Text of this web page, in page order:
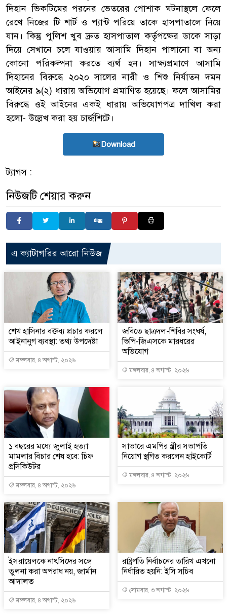
দিহান ভিকটিমের পরনের ভেতরের পোশাক ঘটনাস্থলে ফেলে
রেখে নিজের টি শার্ট ও প্যান্ট পরিয়ে তাকে হাসপাতালে নিয়ে
যান। কিন্তু পুলিশ খুব দ্রুত হাসপাতাল কর্তৃপক্ষের ডাকে সাড়া
দিয়ে সেখানে চলে যাওয়ায় আসামি দিহান পালানো বা অন্য
কোনো পরিকল্পনা করতে ব্যর্থ হন। সাক্ষ্যপ্রমাণে আসামি
দিহানের বিরুদ্ধে ২০২০ সালের নারী ও শিশু নির্যাতন দমন
আইনের ৯(২) ধারায় অভিযোগ প্রমাণিত হয়েছে। ফলে আসামির
বিরুদ্ধে ওই আইনের একই ধারায় অভিযোগপত্র দাখিল করা
হলো- উল্লেখ করা হয় চার্জশিটে।
Download
ট্যাগস :
নিউজটি শেয়ার করুন
এ ক্যাটাগরির আরো নিউজ
শেখ হাসিনার বক্তব্য প্রচার করলে
আইনানুগ ব্যবস্থা: তথ্য উপদেষ্টা
মঙ্গলবার, ৪ অগাস্ট, ২০২৬
জবিতে ছাত্রদল-শিবির সংঘর্ষ,
ভিপি-জিএসকে মারধরের
অভিযোগ
মঙ্গলবার, ৪ অগাস্ট, ২০২৬
১ বছরের মধ্যে জুলাই হত্যা
মামলার বিচার শেষ হবে: চিফ
প্রসিকিউটর
মঙ্গলবার, ৪ অগাস্ট, ২০২৬
সাভারে এমপির স্ত্রীর সভাপতি
নিয়োগ স্থগিত করলেন হাইকোর্ট
মঙ্গলবার, ৪ অগাস্ট, ২০২৬
ইসরায়েলকে নাৎসিদের সঙ্গে
তুলনা করা অপরাধ নয়, জার্মান
আদালত
মঙ্গলবার, ৪ অগাস্ট, ২০২৬
রাষ্ট্রপতি নির্বাচনের তারিখ এখনো
নির্ধারিত হয়নি: ইসি সচিব
সোমবার, ৩ অগাস্ট, ২০২৬